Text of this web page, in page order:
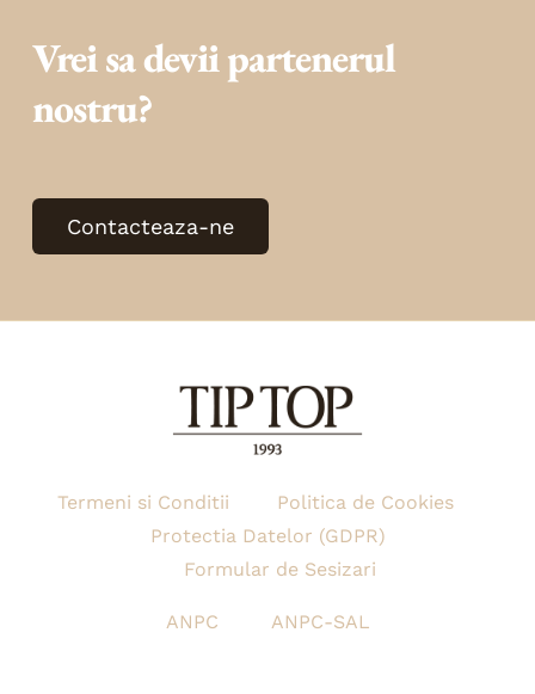
Vrei sa devii partenerul
nostru?
Contacteaza-ne
Termeni si Conditii
Politica de Cookies
Protectia Datelor (GDPR)
Formular de Sesizari
ANPC ANPC-SAL